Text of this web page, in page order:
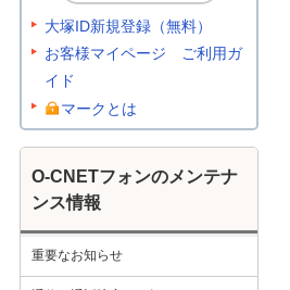
大塚ID新規登録（無料）
お客様マイページ ご利用ガ
イド
マークとは
O-CNETフォンのメンテナ
ンス情報
重要なお知らせ